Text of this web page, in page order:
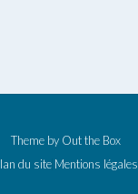
Theme by Out the Box
du site Mentions légales